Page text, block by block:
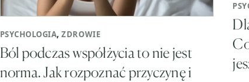
PSYCHOLOGIA,ZDROWIE
Ból podczas współżycia to nie jest
norma. Jak rozpoznać przyczynę i